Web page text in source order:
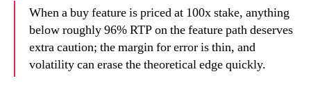
When a buy feature is priced at 100x stake, anything
below roughly 96% RTP on the feature path deserves
extra caution; the margin for error is thin, and
volatility can erase the theoretical edge quickly.